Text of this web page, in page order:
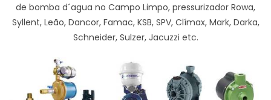
de bomba d´agua no Campo Limpo, pressurizador Rowa,
Syllent, Leão, Dancor, Famac, KSB, SPV, Clímax, Mark, Darka,
Schneider, Sulzer, Jacuzzi etc.